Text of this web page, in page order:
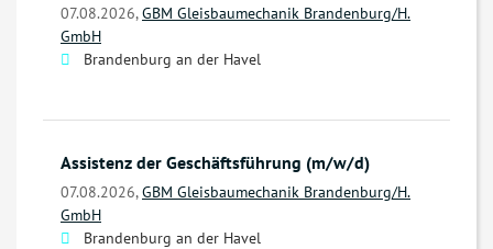
07.08.2026,GBM Gleisbaumechanik Brandenburg/H.
GmbH
Brandenburg an der Havel
Assistenz der Geschäftsführung (m/w/d)
07.08.2026,GBM Gleisbaumechanik Brandenburg/H.
GmbH
Brandenburg an der Havel